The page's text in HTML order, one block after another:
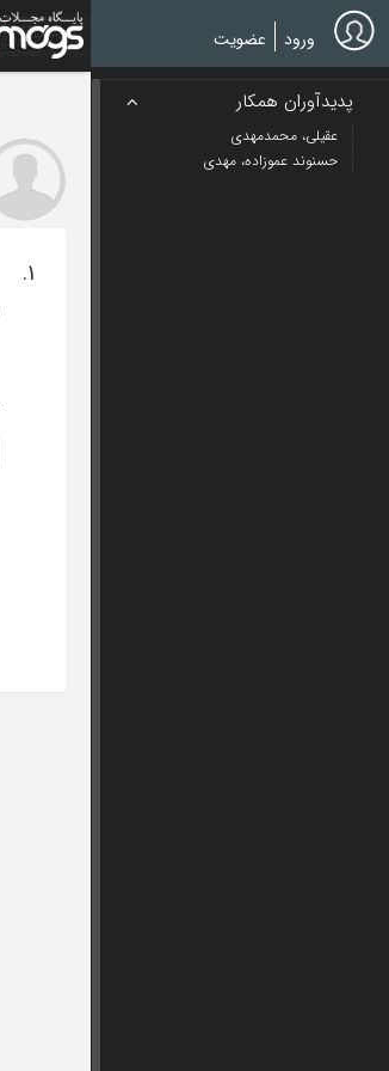
Skip
to
main
ورود عضویت
پدیدآوران همکار
عقیلی، محمدمهدی
حسنوند عموزاده، مهدی
1.